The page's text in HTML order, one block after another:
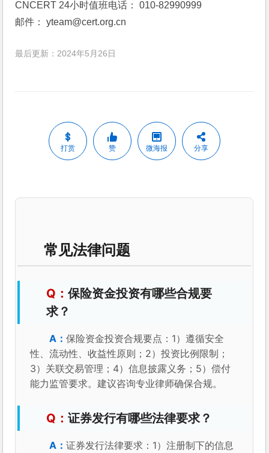
CNCERT 24小时值班电话： 010-82990999
邮件： yteam@cert.org.cn
最后更新：2024年5月26日
打赏 赞 微海报 分享
常见法律问题
保险资金投资有哪些合规要
求？
保险资金投资合规要点：1）遵循安全
性、流动性、收益性原则；2）投资比例限制；
3）关联交易管理；4）信息披露义务；5）偿付
能力监管要求。建议咨询专业律师确保合规。
证券发行有哪些法律要求？
证券发行法律要求：1）注册制下的信息